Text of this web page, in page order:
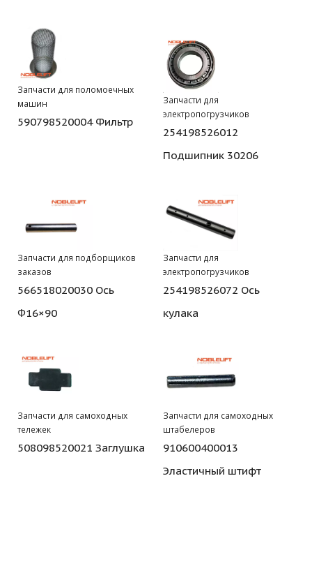
Запчасти для поломоечных
машин
590798520004 Фильтр
Запчасти для
электропогрузчиков
254198526012
Подшипник 30206
Запчасти для подборщиков
заказов
566518020030 Ось
Φ16×90
Запчасти для
электропогрузчиков
254198526072 Ось
кулака
Запчасти для самоходных
тележек
508098520021 Заглушка
Запчасти для самоходных
штабелеров
910600400013
Эластичный штифт